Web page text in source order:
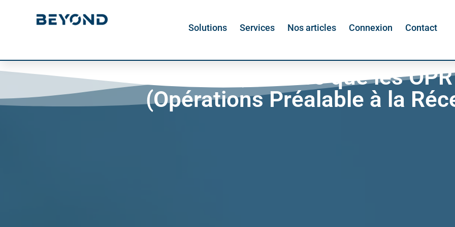
principal
Solutions Services Nos articles Connexion Contact
Qu'est-ce que les OPR
(Opérations Préalable à la